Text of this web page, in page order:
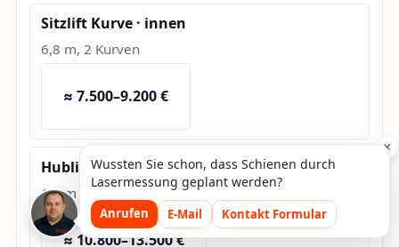
Sitzlift Kurve · innen
6,8 m, 2 Kurven
≈ 7.500–9.200 €
Hublift · außen
1,2 m Hub, Fundament
≈ 10.800–13.500 €
×
Wussten Sie schon, dass Schienen durch
Lasermessung geplant werden?
Anrufen E-Mail Kontakt Formular